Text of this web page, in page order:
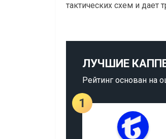
тактических схем и дает
ЛУЧШИЕ
Рейтинг основан на
1